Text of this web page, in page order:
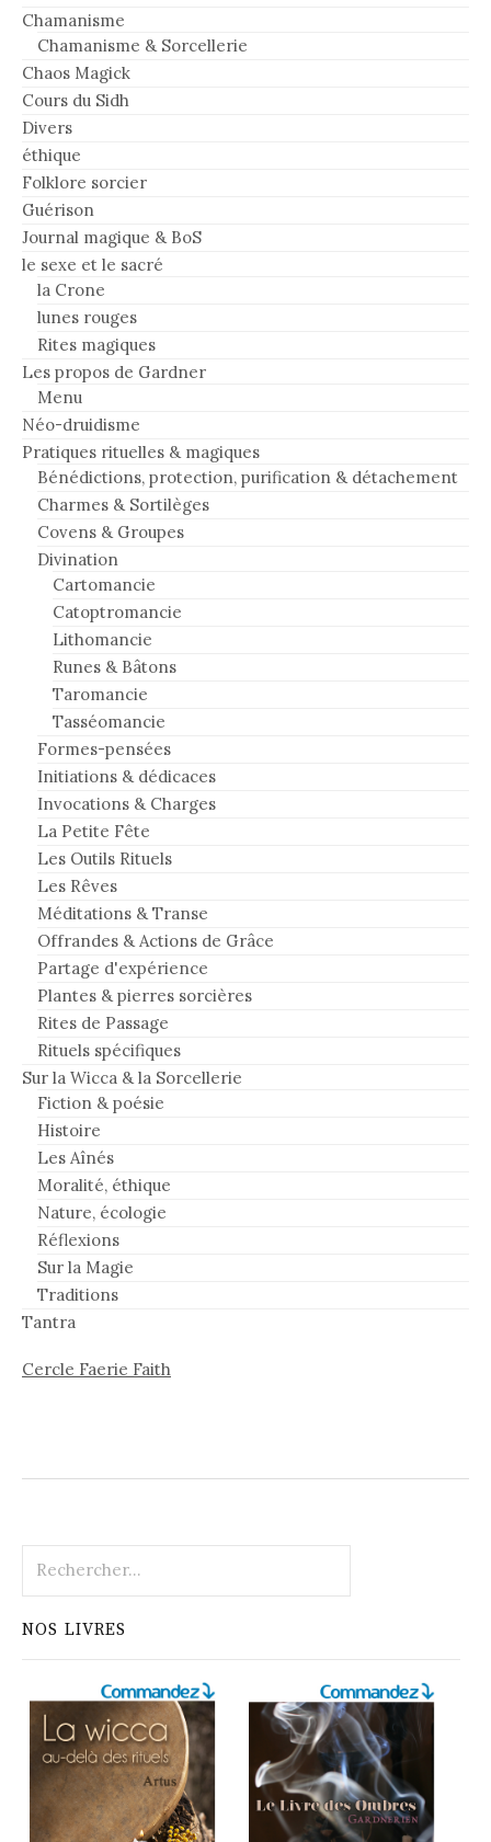
Chamanisme
Chamanisme & Sorcellerie
Chaos Magick
Cours du Sidh
Divers
éthique
Folklore sorcier
Guérison
Journal magique & BoS
le sexe et le sacré
la Crone
lunes rouges
Rites magiques
Les propos de Gardner
Menu
Néo-druidisme
Pratiques rituelles & magiques
Bénédictions, protection, purification & détachement
Charmes & Sortilèges
Covens & Groupes
Divination
Cartomancie
Catoptromancie
Lithomancie
Runes & Bâtons
Taromancie
Tasséomancie
Formes-pensées
Initiations & dédicaces
Invocations & Charges
La Petite Fête
Les Outils Rituels
Les Rêves
Méditations & Transe
Offrandes & Actions de Grâce
Partage d'expérience
Plantes & pierres sorcières
Rites de Passage
Rituels spécifiques
Sur la Wicca & la Sorcellerie
Fiction & poésie
Histoire
Les Aînés
Moralité, éthique
Nature, écologie
Réflexions
Sur la Magie
Traditions
Tantra
Cercle Faerie Faith
NOS LIVRES